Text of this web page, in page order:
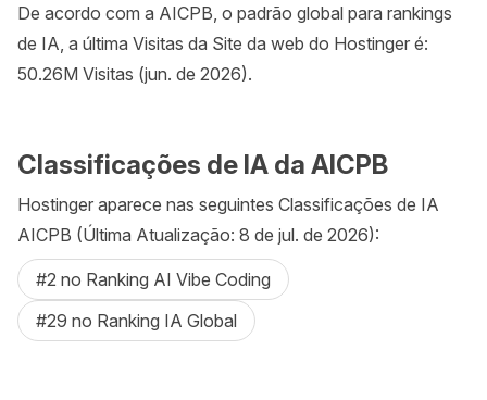
De acordo com a AICPB, o padrão global para rankings
de IA, a última Visitas da Site da web do Hostinger é:
50.26M Visitas (jun. de 2026).
Classificações de IA da AICPB
Hostinger aparece nas seguintes Classificações de IA
AICPB (Última Atualização: 8 de jul. de 2026):
#2 no Ranking AI Vibe Coding
#29 no Ranking IA Global